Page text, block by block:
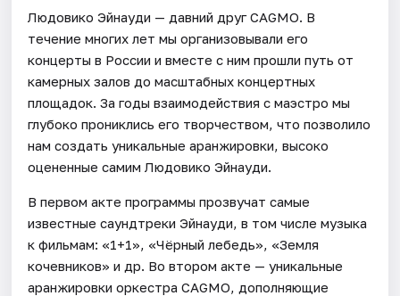
Людовико Эйнауди — давний друг CAGMO. В
течение многих лет мы организовывали его
концерты в России и вместе с ним прошли путь от
камерных залов до масштабных концертных
площадок. За годы взаимодействия с маэстро мы
глубоко прониклись его творчеством, что позволило
нам создать уникальные аранжировки, высоко
оцененные самим Людовико Эйнауди.
В первом акте программы прозвучат самые
известные саундтреки Эйнауди, в том числе музыка
к фильмам: «1+1», «Чёрный лебедь», «Земля
кочевников» и др. Во втором акте — уникальные
аранжировки оркестра CAGMO, дополняющие